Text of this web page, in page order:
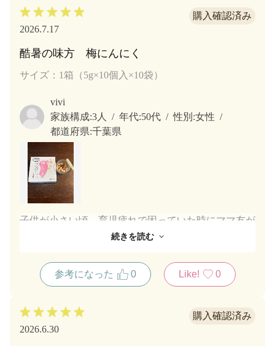
2026.7.17
酷暑の味方 梅にんにく
サイズ：1箱（5g×10個入×10袋）
vivi
家族構成:3人 年代:50代 性別:女性
都道府県:千葉県
子供が小さい頃、育児疲れで困っていた時にママ友が
市川園さんの梅にんにくを紹介してくれました。毎日
ました。夏バテしやすい体質でもあるのですが、梅に
んにくを食べるようになってからは夏バテしなくなり
や友人に贈りました。みんな喜んでくれてリピートし
ています。我が家も勿論！食べても臭わないですし、
続きを読む
参考になった 0 Like! 0
2026.6.30